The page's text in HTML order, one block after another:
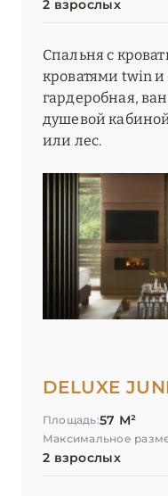
2 взрослых
Спальня с
кроватями twin
гардеробная,
душевой
или лес.
DELUXE
Площадь:57 М²
Максимальное
2 взрослых